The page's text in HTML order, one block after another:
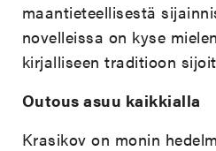
maantieteellisestä
novelleissa on kyse
kirjalliseen traditioon
Outous asuu kaikkialla
Krasikov on monin